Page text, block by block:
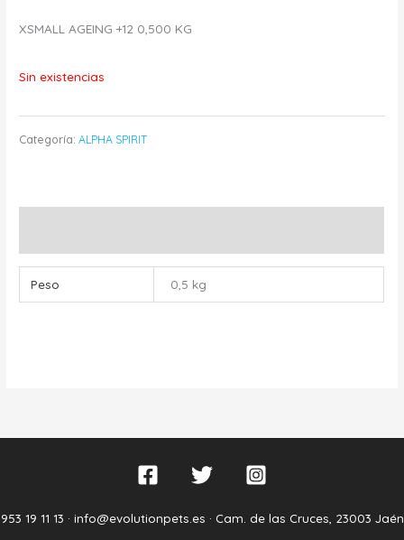
XSMALL AGEING +12 0,500 KG
Sin existencias
Categoría:ALPHA SPIRIT
Peso 0,5 kg
953 19 11 13 · info@evolutionpets.es · Cam. de las Cruces, 23003 Jaén